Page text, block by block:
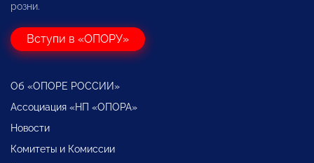
розни.
Вступи в «ОПОРУ»
Об «ОПОРЕ РОССИИ»
Ассоциация «НП «ОПОРА»
Новости
Комитеты и Комиссии